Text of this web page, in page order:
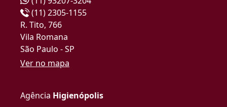
(11) 2305-1155
R. Tito, 766
Vila Romana
São Paulo - SP
Ver no mapa
Agência Higienópolis